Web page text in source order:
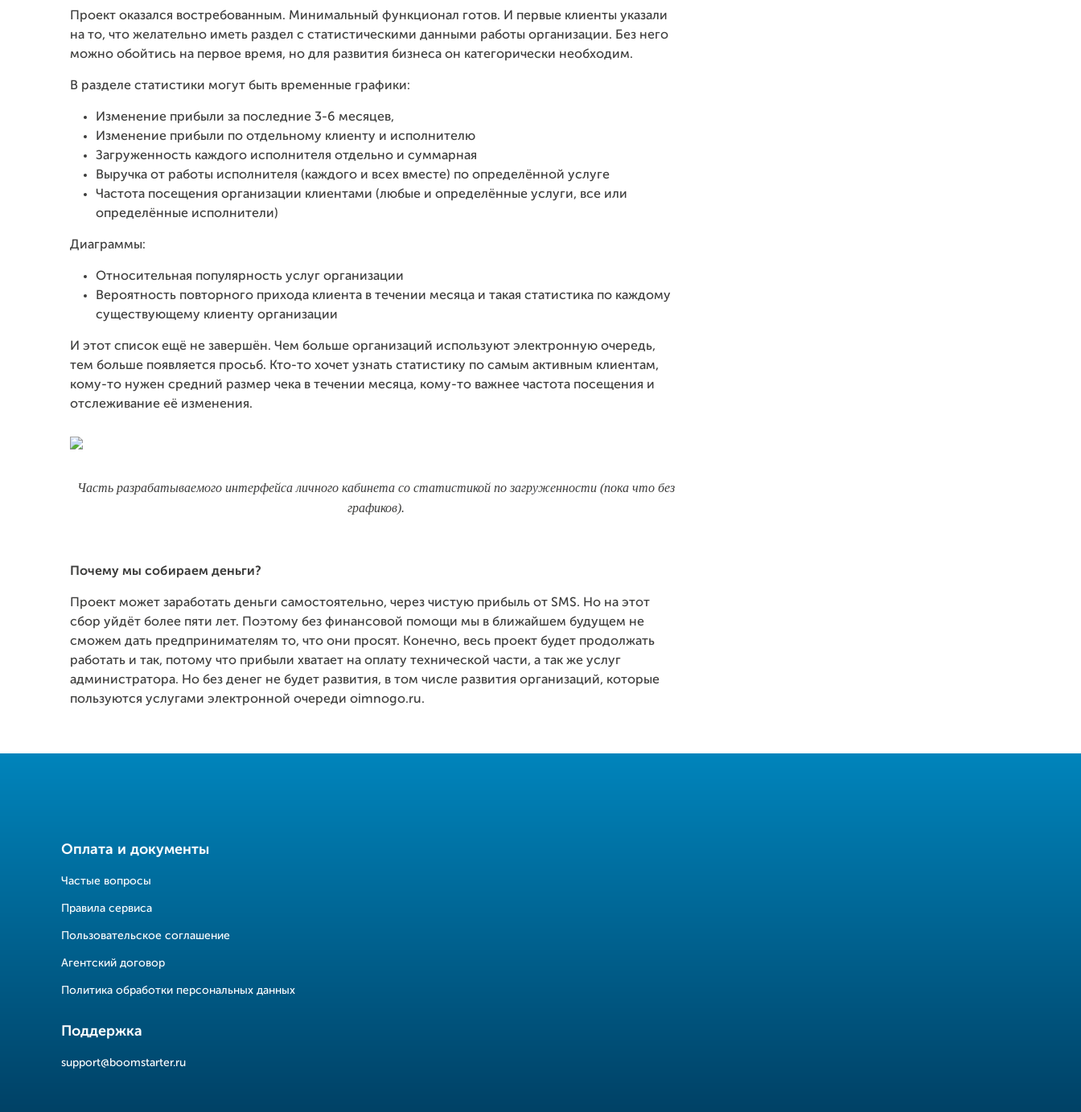
Проект оказался востребованным. Минимальный функционал готов. И первые клиенты указали
на то, что желательно иметь раздел с статистическими данными работы организации. Без него
можно обойтись на первое время, но для развития бизнеса он категорически необходим.
В разделе статистики могут быть временные графики:
Изменение прибыли за последние 3-6 месяцев,
Изменение прибыли по отдельному клиенту и исполнителю
Загруженность каждого исполнителя отдельно и суммарная
Выручка от работы исполнителя (каждого и всех вместе) по определённой услуге
Частота посещения организации клиентами (любые и определённые услуги, все или
определённые исполнители)
Диаграммы:
Относительная популярность услуг организации
Вероятность повторного прихода клиента в течении месяца и такая статистика по каждому
существующему клиенту организации
И этот список ещё не завершён. Чем больше организаций используют электронную очередь,
тем больше появляется просьб. Кто-то хочет узнать статистику по самым активным клиентам,
кому-то нужен средний размер чека в течении месяца, кому-то важнее частота посещения и
отслеживание её изменения.
Часть разрабатываемого интерфейса личного кабинета со статистикой по загруженности (пока что без
графиков).
Почему мы собираем деньги?
Проект может заработать деньги самостоятельно, через чистую прибыль от SMS. Но на этот
сбор уйдёт более пяти лет. Поэтому без финансовой помощи мы в ближайшем будущем не
сможем дать предпринимателям то, что они просят. Конечно, весь проект будет продолжать
работать и так, потому что прибыли хватает на оплату технической части, а так же услуг
администратора. Но без денег не будет развития, в том числе развития организаций, которые
пользуются услугами электронной очереди oimnogo.ru.
Оплата и документы
Частые вопросы
Правила сервиса
Пользовательское соглашение
Агентский договор
Политика обработки персональных данных
Поддержка
support@boomstarter.ru